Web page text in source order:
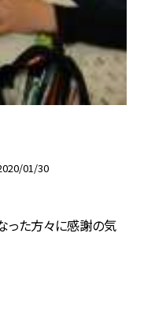
01/30
った方々に感謝の気